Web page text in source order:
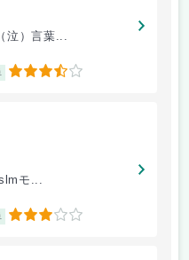
泣）言葉...
3.5
モ...
3